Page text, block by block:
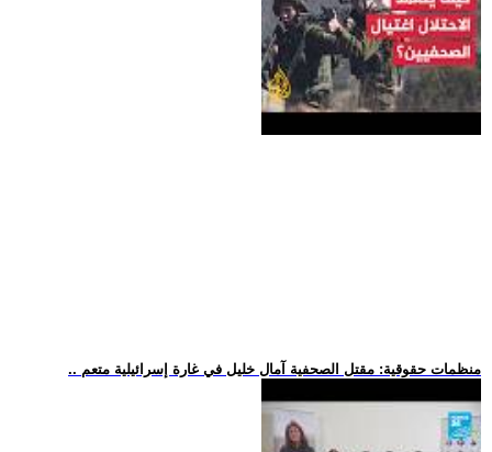
.. منظمات حقوقية: مقتل الصحفية آمال خليل في غارة إسرائيلية متعم